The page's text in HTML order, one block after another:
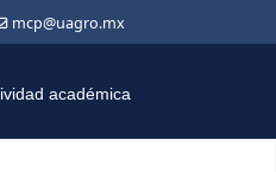
mcp@uagro.mx
académica